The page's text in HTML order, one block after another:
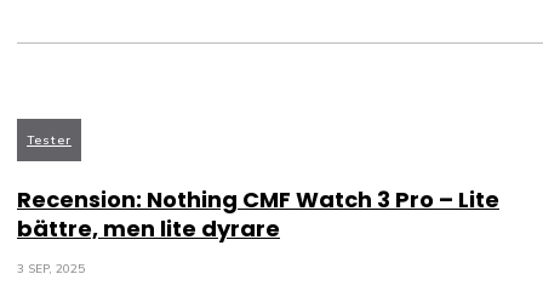
Tester
Recension: Nothing CMF Watch 3 Pro – Lite
bättre, men lite dyrare
3 SEP, 2025